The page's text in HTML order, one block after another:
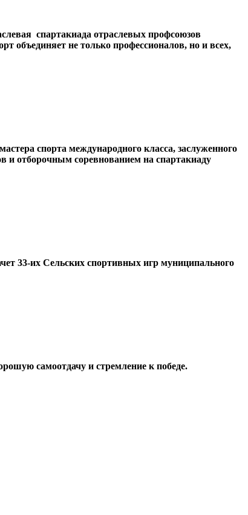
спартакиада отраслевых профсоюзов
объединяет не только профессионалов, но и всех,
спорта международного класса, заслуженного
и отборочным соревнованием на спартакиаду
33-их Сельских спортивных игр муниципального
самоотдачу и стремление к победе.